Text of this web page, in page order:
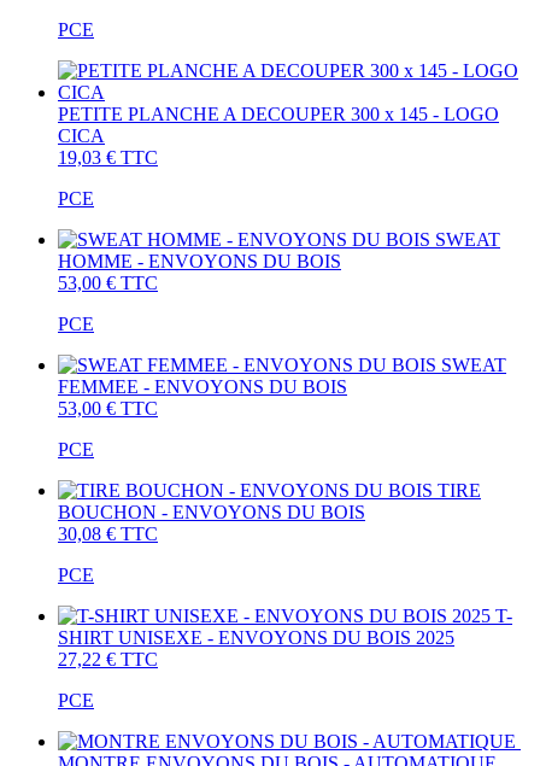
PCE
PETITE PLANCHE A DECOUPER 300 x 145 - LOGO
CICA
19,03 € TTC
PCE
SWEAT
HOMME - ENVOYONS DU BOIS
53,00 € TTC
PCE
SWEAT
FEMMEE - ENVOYONS DU BOIS
53,00 € TTC
PCE
TIRE
BOUCHON - ENVOYONS DU BOIS
30,08 € TTC
PCE
T-
SHIRT UNISEXE - ENVOYONS DU BOIS 2025
27,22 € TTC
PCE